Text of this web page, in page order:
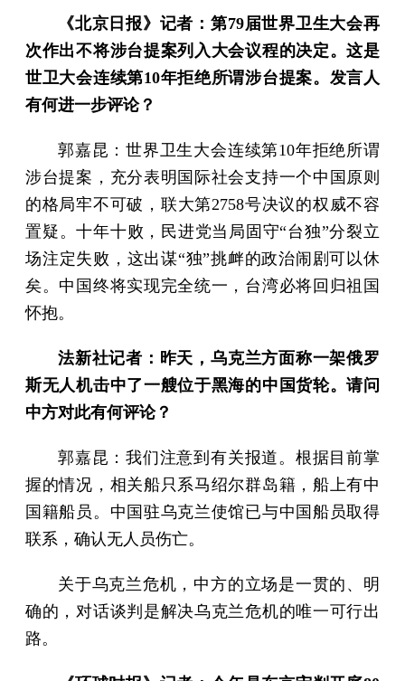
《北京日报》记者：第79届世界卫生大会再
次作出不将涉台提案列入大会议程的决定。这是
世卫大会连续第10年拒绝所谓涉台提案。发言人
有何进一步评论？
郭嘉昆：世界卫生大会连续第10年拒绝所谓
涉台提案，充分表明国际社会支持一个中国原则
的格局牢不可破，联大第2758号决议的权威不容
置疑。十年十败，民进党当局固守“台独”分裂立
场注定失败，这出谋“独”挑衅的政治闹剧可以休
矣。中国终将实现完全统一，台湾必将回归祖国
怀抱。
法新社记者：昨天，乌克兰方面称一架俄罗
斯无人机击中了一艘位于黑海的中国货轮。请问
中方对此有何评论？
郭嘉昆：我们注意到有关报道。根据目前掌
握的情况，相关船只系马绍尔群岛籍，船上有中
国籍船员。中国驻乌克兰使馆已与中国船员取得
联系，确认无人员伤亡。
关于乌克兰危机，中方的立场是一贯的、明
确的，对话谈判是解决乌克兰危机的唯一可行出
路。